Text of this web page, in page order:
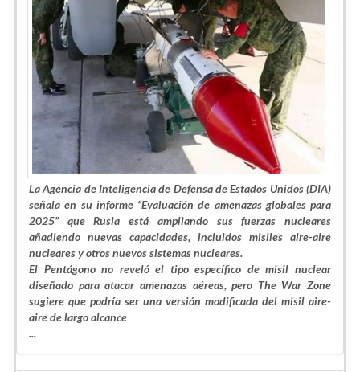
La Agencia de Inteligencia de Defensa de Estados Unidos (DIA)
señala en su informe “Evaluación de amenazas globales para
2025” que Rusia está ampliando sus fuerzas nucleares
añadiendo nuevas capacidades, incluidos misiles aire-aire
nucleares y otros nuevos sistemas nucleares.
El Pentágono no reveló el tipo específico de misil nuclear
diseñado para atacar amenazas aéreas, pero The War Zone
sugiere que podría ser una versión modificada del misil aire-
aire de largo alcance
...